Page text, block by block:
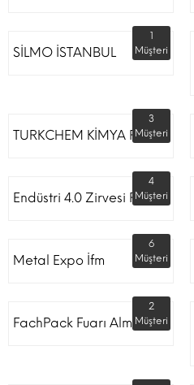
SİLMO İSTANBUL
1
Müşteri
TURKCHEM KİMYA FUARI
3
Müşteri
Endüstri 4.0 Zirvesi Fuarı
4
Müşteri
Metal Expo İfm
6
Müşteri
FachPack Fuarı Almanya
2
Müşteri